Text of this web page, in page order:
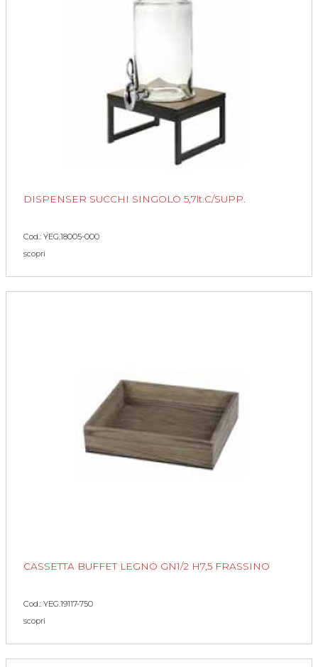
DISPENSER SUCCHI SINGOLO 5,7lt.C/SUPP.
Cod.: YEG.18005-000
scopri
CASSETTA BUFFET LEGNO GN1/2 H7,5 FRASSINO
Cod.: YEG.19117-750
scopri